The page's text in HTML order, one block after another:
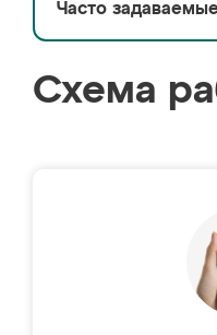
Часто
Схема